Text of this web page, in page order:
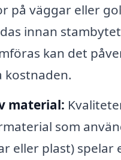
på väggar eller
innan
kan det
kostnaden.
material:
som
eller plast) spelar